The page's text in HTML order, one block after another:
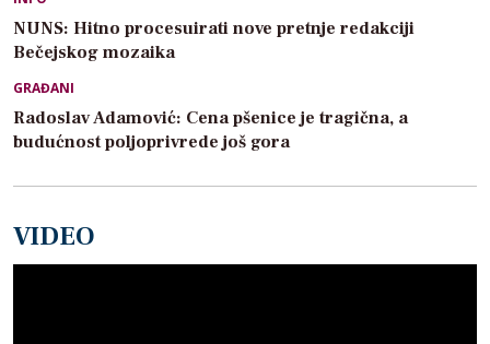
NUNS: Hitno procesuirati nove pretnje redakciji
Bečejskog mozaika
GRAĐANI
Radoslav Adamović: Cena pšenice je tragična, a
budućnost poljoprivrede još gora
VIDEO